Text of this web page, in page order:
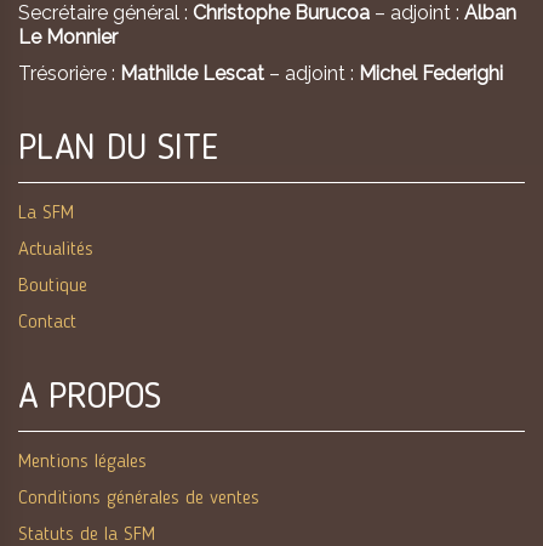
Secrétaire général : Christophe Burucoa – adjoint : Alban
Le Monnier
Trésorière : Mathilde Lescat – adjoint : Michel Federighi
PLAN DU SITE
La SFM
Actualités
Boutique
Contact
A PROPOS
Mentions légales
Conditions générales de ventes
Statuts de la SFM